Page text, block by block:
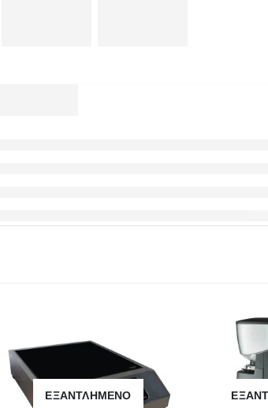
ΕΞΑΝΤΛΗΜΈΝΟ